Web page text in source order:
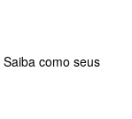
Saiba como seus